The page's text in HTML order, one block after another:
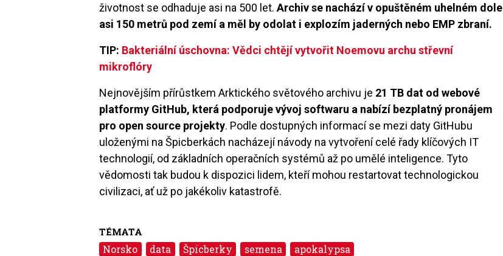
životnost se odhaduje asi na 500 let.Archiv se nachází v opuštěném uhelném dole
asi 150 metrů pod zemí a měl by odolat i explozím jaderných nebo EMP zbraní.
TIP: Bakteriální úschovna: Vědci chtějí vytvořit Noemovu archu střevní
mikroflóry
Nejnovějším přírůstkem Arktického světového archivu je 21 TB dat od webové
platformy GitHub, která podporuje vývoj softwaru a nabízí bezplatný pronájem
pro open source projekty. Podle dostupných informací se mezi daty GitHubu
uloženými na Špicberkách nacházejí návody na vytvoření celé řady klíčových IT
technologií, od základních operačních systémů až po umělé inteligence. Tyto
vědomosti tak budou k dispozici lidem, kteří mohou restartovat technologickou
civilizaci, ať už po jakékoliv katastrofě.
TÉMATA
Norsko data Špicberky semena apokalypsa